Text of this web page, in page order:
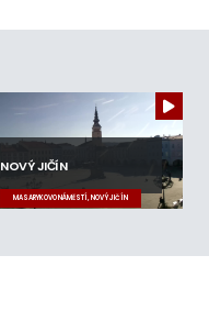
NOVÝ JIČÍN
MASARYKOVO NÁMĚSTÍ, NOVÝ JIČÍN